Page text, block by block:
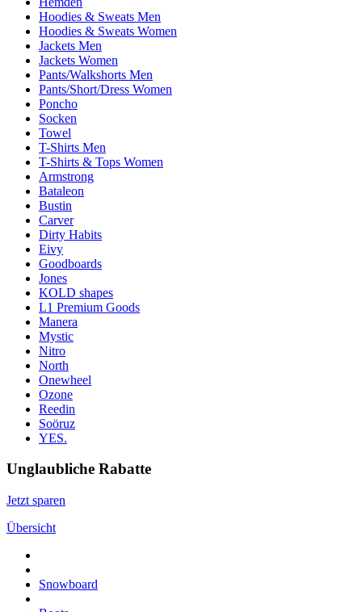
Hoodies & Sweats Men
Hoodies & Sweats Women
Jackets Men
Jackets Women
Pants/Walkshorts Men
Pants/Short/Dress Women
Poncho
Socken
Towel
T-Shirts Men
T-Shirts & Tops Women
Armstrong
Bataleon
Bustin
Carver
Dirty Habits
Eivy
Goodboards
Jones
KOLD shapes
L1 Premium Goods
Manera
Mystic
Nitro
North
Onewheel
Ozone
Reedin
Soöruz
YES.
Unglaubliche Rabatte
Jetzt sparen
Übersicht
Snowboard